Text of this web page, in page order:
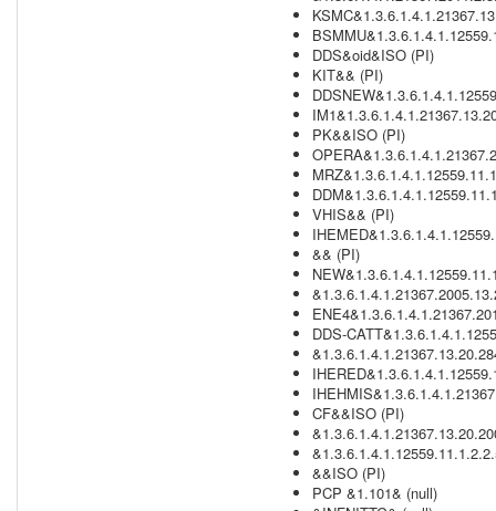
DDS&oid&ISO (PI)
KIT&& (PI)
PK&&ISO (PI)
VHIS&& (PI)
&& (PI)
DDS-
CF&&ISO (PI)
&&ISO (PI)
PCP &1.101& (null)